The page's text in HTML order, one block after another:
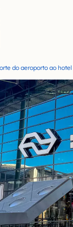
do aeroporto ao hotel